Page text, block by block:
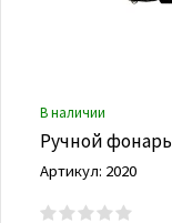
В наличии
Ручной фонарь
Артикул: 2020